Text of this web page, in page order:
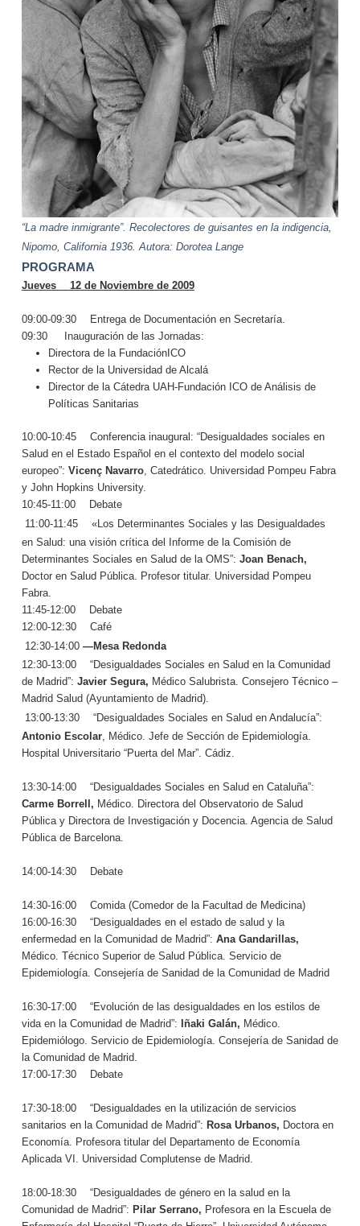
“La madre inmigrante”. Recolectores de guisantes en la indigencia,
Nipomo, California 1936. Autora: Dorotea Lange
PROGRAMA
Jueves 12 de Noviembre de 2009
09:00-09:30
Entrega de Documentación en Secretaría.
09:30—
Inauguración de las Jornadas:
Directora de la FundaciónICO
Rector de la Universidad de Alcalá
Director de la Cátedra UAH-Fundación ICO de Análisis de
Políticas Sanitarias
10:00-10:45— Conferencia inaugural: “Desigualdades sociales en
Salud en el Estado Español en el contexto del modelo social
europeo”: Vicenç Navarro, Catedrático. Universidad Pompeu Fabra
y John Hopkins University.
10:45-11:00—
Debate
11:00-11:45— «Los Determinantes Sociales y las Desigualdades
en Salud: una visión crítica del Informe de la Comisión de
Determinantes Sociales en Salud de la OMS”: Joan Benach,
Doctor en Salud Pública. Profesor titular. Universidad Pompeu
Fabra.
11:45-12:00—
Debate
12:00-12:30— Café
12:30-14:00—Mesa Redonda
12:30-13:00— “Desigualdades Sociales en Salud en la Comunidad
de Madrid”: Javier Segura, Médico Salubrista. Consejero Técnico –
Madrid Salud (Ayuntamiento de Madrid).
13:00-13:30— “Desigualdades Sociales en Salud en Andalucía”:
Antonio Escolar, Médico. Jefe de Sección de Epidemiología.
Hospital Universitario “Puerta del Mar”. Cádiz.
13:30-14:00— “Desigualdades Sociales en Salud en Cataluña”:
Carme Borrell, Médico. Directora del Observatorio de Salud
Pública y Directora de Investigación y Docencia. Agencia de Salud
Pública de Barcelona.
14:00-14:30— Debate
14:30-16:00— Comida (Comedor de la Facultad de Medicina)
16:00-16:30— “Desigualdades en el estado de salud y la
enfermedad en la Comunidad de Madrid”: Ana Gandarillas,
Médico. Técnico Superior de Salud Pública. Servicio de
Epidemiología. Consejería de Sanidad de la Comunidad de Madrid
16:30-17:00— “Evolución de las desigualdades en los estilos de
vida en la Comunidad de Madrid”: Iñaki Galán, Médico.
Epidemiólogo. Servicio de Epidemiología. Consejería de Sanidad de
la Comunidad de Madrid.
17:00-17:30— Debate
17:30-18:00— “Desigualdades en la utilización de servicios
sanitarios en la Comunidad de Madrid”: Rosa Urbanos, Doctora en
Economía. Profesora titular del Departamento de Economía
Aplicada VI. Universidad Complutense de Madrid.
18:00-18:30— “Desigualdades de género en la salud en la
Comunidad de Madrid”: Pilar Serrano, Profesora en la Escuela de